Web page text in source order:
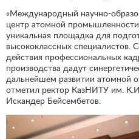
«Международный научно-
центр атомной
уникальная площадка для
высококлассных специалистов.
действия профессиональных
производства дадут
дальнейшем развитии атомной
отметил ректор КазНИТУ им.
Искандер Бейсембетов.